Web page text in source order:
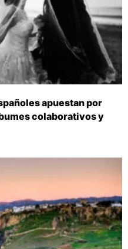
apuestan por
colaborativos y